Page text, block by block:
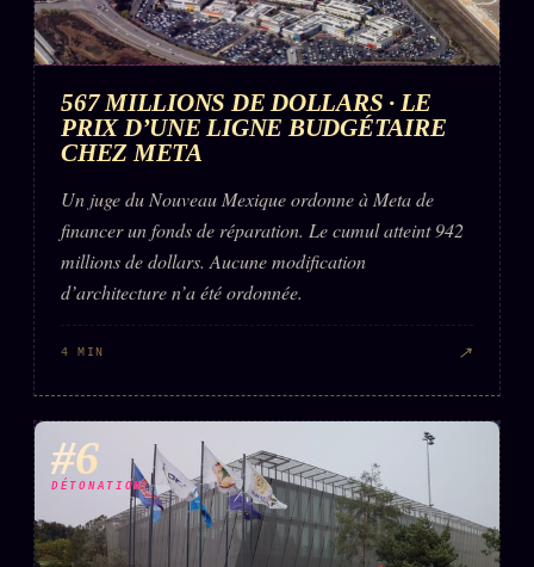
567 MILLIONS DE DOLLARS · LE
PRIX D’UNE LIGNE BUDGÉTAIRE
CHEZ META
Un juge du Nouveau Mexique ordonne à Meta de
financer un fonds de réparation. Le cumul atteint 942
millions de dollars. Aucune modification
d’architecture n’a été ordonnée.
4 MIN ↗
#6
DÉTONATION